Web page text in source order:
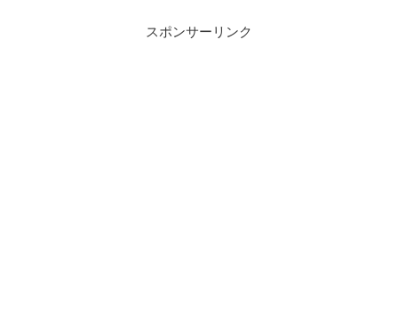
スポンサーリンク